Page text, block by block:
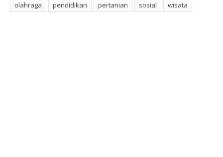
olahraga
pendidikan pertanian sosial wisata